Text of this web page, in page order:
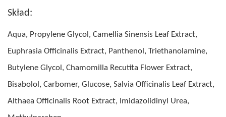
Skład:
Aqua, Propylene Glycol, Camellia Sinensis Leaf Extract,
Euphrasia Officinalis Extract, Panthenol, Triethanolamine,
Butylene Glycol, Chamomilla Recutita Flower Extract,
Bisabolol, Carbomer, Glucose, Salvia Officinalis Leaf Extract,
Althaea Officinalis Root Extract, Imidazolidinyl Urea,